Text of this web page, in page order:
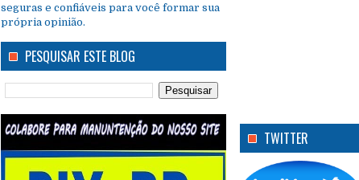
seguras e confiáveis para você formar sua
própria opinião.
PESQUISAR ESTE BLOG
TWITTER